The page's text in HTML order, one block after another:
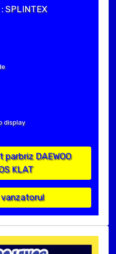
SPLINTEX
display
DAEWOO
KLAT